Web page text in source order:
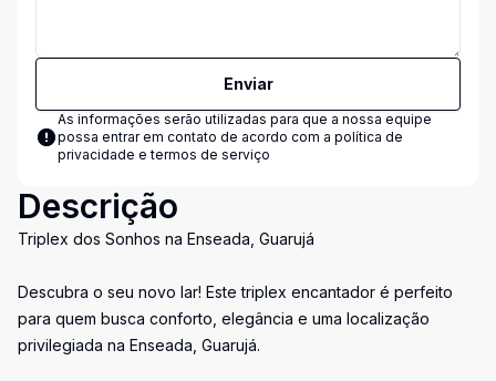
Enviar
As informações serão utilizadas para que a nossa equipe
possa entrar em contato de acordo com a política de
privacidade e termos de serviço
Descrição
Triplex dos Sonhos na Enseada, Guarujá
Descubra o seu novo lar! Este triplex encantador é perfeito
para quem busca conforto, elegância e uma localização
privilegiada na Enseada, Guarujá.